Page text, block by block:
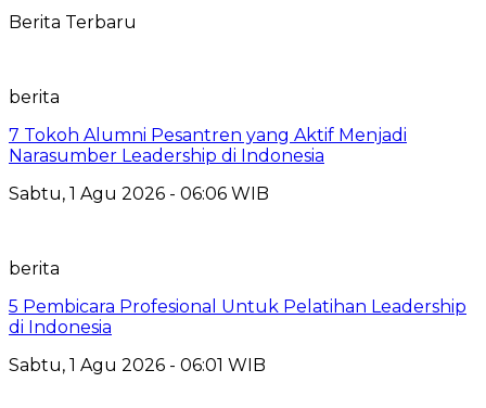
Berita Terbaru
berita
7 Tokoh Alumni Pesantren yang Aktif Menjadi
Narasumber Leadership di Indonesia
Sabtu, 1 Agu 2026 - 06:06 WIB
berita
5 Pembicara Profesional Untuk Pelatihan Leadership
di Indonesia
Sabtu, 1 Agu 2026 - 06:01 WIB